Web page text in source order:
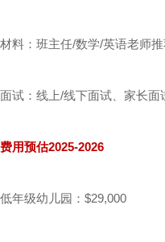
材料：班主任/数学/英语老师
面试：线上/线下面试、家长面
费用预估2025-2026
低年级幼儿园：$29,000